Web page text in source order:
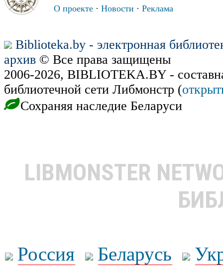
О проекте · Новости · Реклама
Biblioteka.by - электронная
архив © Все права защищены
2006-2026, BIBLIOTEKA.BY -
библиотечной сети Либмонстр (
Сохраняя наследие Беларуси
LIBMONSTER
Россия Беларусь